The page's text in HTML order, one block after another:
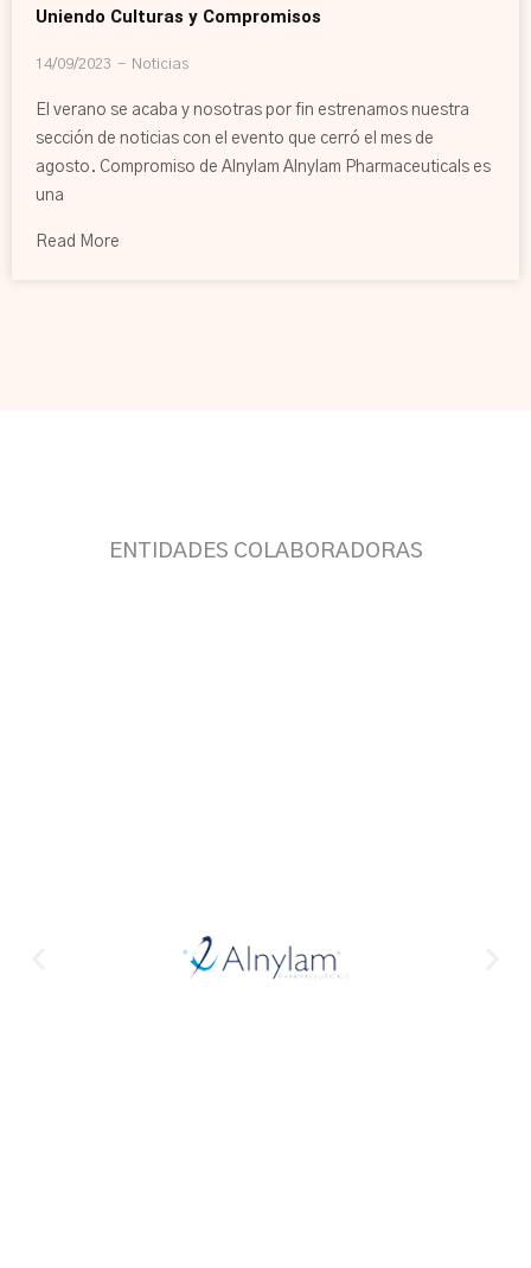
Uniendo Culturas y Compromisos
14/09/2023 Noticias
El verano se acaba y nosotras por fin estrenamos nuestra
sección de noticias con el evento que cerró el mes de
agosto. Compromiso de Alnylam Alnylam Pharmaceuticals es
una
Read More
ENTIDADES COLABORADORAS